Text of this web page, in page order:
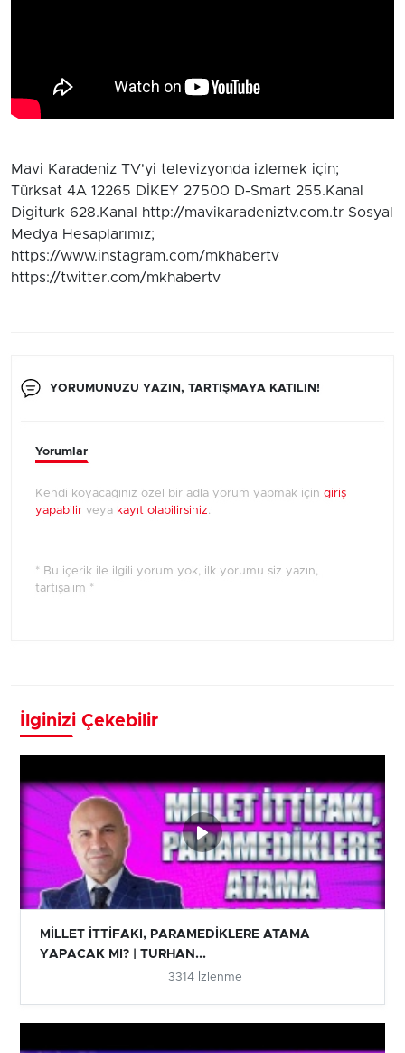
Mavi Karadeniz TV'yi televizyonda izlemek için;
Türksat 4A 12265 DİKEY 27500 D-Smart 255.Kanal
Digiturk 628.Kanal http://mavikaradeniztv.com.tr Sosyal
Medya Hesaplarımız;
https://www.instagram.com/mkhabertv
https://twitter.com/mkhabertv
YORUMUNUZU YAZIN, TARTIŞMAYA KATILIN!
Yorumlar
Kendi koyacağınız özel bir adla yorum yapmak için giriş
yapabilir veya kayıt olabilirsiniz.
* Bu içerik ile ilgili yorum yok, ilk yorumu siz yazın,
tartışalım *
İlginizi Çekebilir
MİLLET İTTİFAKI, PARAMEDİKLERE ATAMA
YAPACAK MI? | TURHAN...
3314 İzlenme